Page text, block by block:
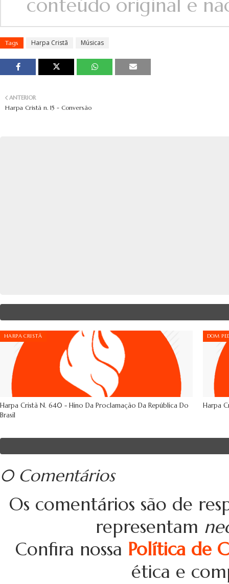
conteúdo original e
Tags Harpa Cristã Músicas
ANTERIOR
Harpa Cristã n. 15 - Conversão
HARPA CRISTÃ
Harpa Cristã N. 640 - Hino Da Proclamação Da República Do
Brasil
DOM
Harpa
0 Comentários
Os comentários são de
representam
Confira nossa Política de
ética e